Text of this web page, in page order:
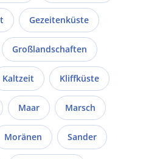
Gezeitenküste
Großlandschaften
Kaltzeit Kliffküste
Maar Marsch
Moränen Sander